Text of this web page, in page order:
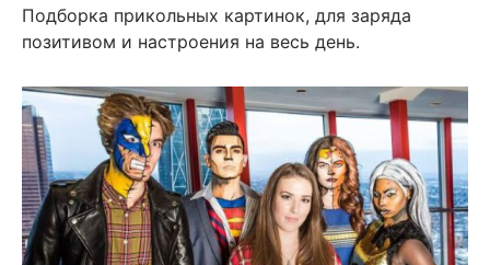
Подборка прикольных картинок, для заряда
позитивом и настроения на весь день.